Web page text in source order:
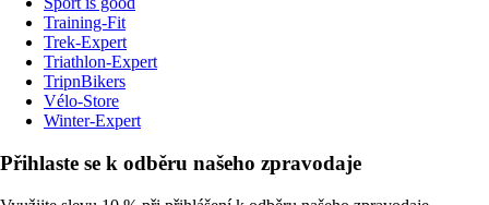
Training-Fit
Trek-Expert
Triathlon-Expert
TripnBikers
Vélo-Store
Winter-Expert
Přihlaste se k odběru našeho zpravodaje